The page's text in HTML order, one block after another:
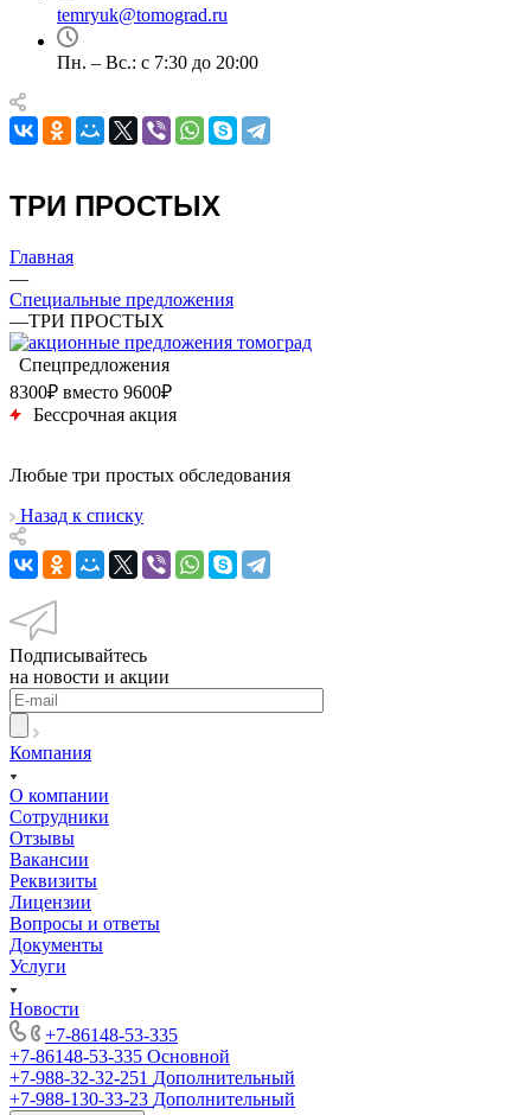
temryuk@tomograd.ru
Пн. – Вс.: с 7:30 до 20:00
ТРИ ПРОСТЫХ
Главная
—
Специальные предложения
—ТРИ ПРОСТЫХ
Спецпредложения
8300₽ вместо 9600₽
Бессрочная акция
Любые три простых обследования
Назад к списку
Подписывайтесь
на новости и акции
Компания
О компании
Сотрудники
Отзывы
Вакансии
Реквизиты
Лицензии
Вопросы и ответы
Документы
Услуги
Новости
+7-86148-53-335
+7-86148-53-335 Основной
+7-988-32-32-251 Дополнительный
+7-988-130-33-23 Дополнительный